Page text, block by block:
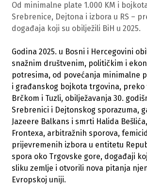
Od minimalne plate 1.000 KM i
Srebrenice, Dejtona i izbora u RS –
događaja koji su obilježili BiH u 2025.
Godina 2025. u Bosni i Hercegovini
snažnim društvenim, političkim i
potresima, od povećanja minimalne
i građanskog bojkota trgovina, preko
Brčkom i Tuzli, obilježavanja 30.
Srebrenici i Dejtonskog sporazuma,
Jazeere Balkans i smrti Halida
Frontexa, arbitražnih sporova,
prijevremenih izbora u entitetu
spora oko Trgovske gore, događaji
sliku zemlje i otvorili nova pitanja
Evropskoj uniji.